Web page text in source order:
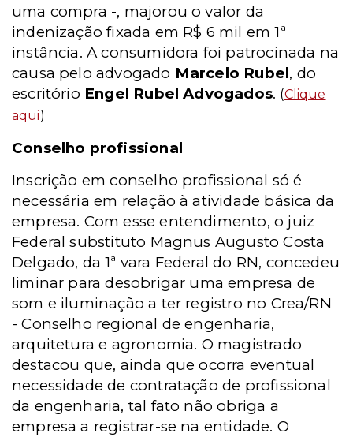
uma compra -, majorou o valor da
indenização fixada em R$ 6 mil em 1ª
instância. A consumidora foi patrocinada na
causa pelo advogado Marcelo Rubel, do
escritório Engel Rubel Advogados. (Clique
aqui)
Conselho profissional
Inscrição em conselho profissional só é
necessária em relação à atividade básica da
empresa. Com esse entendimento, o juiz
Federal substituto Magnus Augusto Costa
Delgado, da 1ª vara Federal do RN, concedeu
liminar para desobrigar uma empresa de
som e iluminação a ter registro no Crea/RN
- Conselho regional de engenharia,
arquitetura e agronomia. O magistrado
destacou que, ainda que ocorra eventual
necessidade de contratação de profissional
da engenharia, tal fato não obriga a
empresa a registrar-se na entidade. O